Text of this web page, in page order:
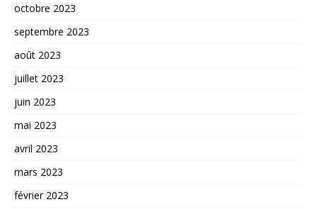
octobre 2023
septembre 2023
août 2023
juillet 2023
juin 2023
mai 2023
avril 2023
mars 2023
février 2023